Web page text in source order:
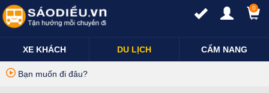
0
XE KHÁCH DU LỊCH CẨM NANG
Bạn muốn đi đâu?